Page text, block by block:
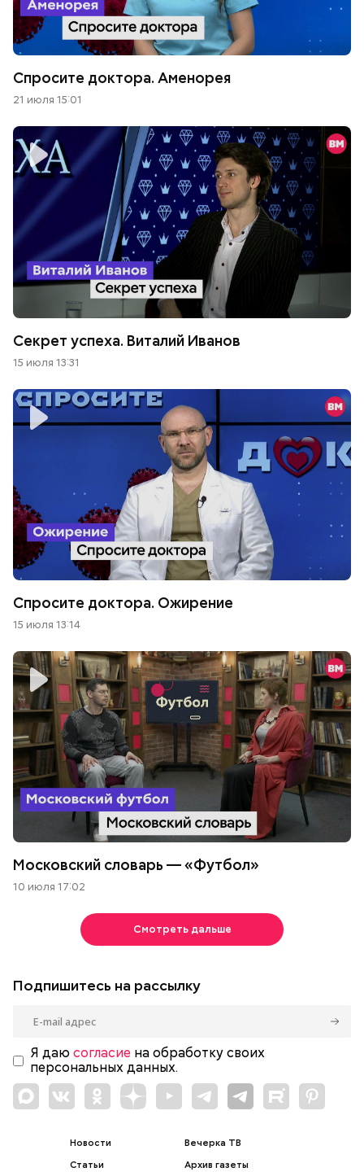
Спросите доктора. Аменорея
21 июля 15:01
Секрет успеха. Виталий Иванов
15 июля 13:31
Спросите доктора. Ожирение
15 июля 13:14
Московский словарь — «Футбол»
10 июля 17:02
Смотреть дальше
Подпишитесь на рассылку
Я даю согласие на обработку своих
персональных данных.
Новости
Статьи
Вечерка ТВ
Архив газеты